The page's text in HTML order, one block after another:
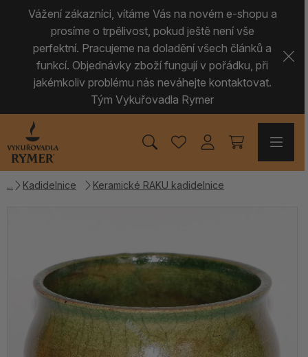
Vážení zákazníci, vítáme Vás na novém e-shopu a
prosíme o trpělivost, pokud ještě není vše
perfektní. Pracujeme na doladění všech článků a
funkcí. Objednávky zboží fungují v pořádku, při
jakémkoliv problému nás neváhejte kontaktovat.
Tým Vykuřovadla Rymer
Kadidelnice Keramické RAKU kadidelnice